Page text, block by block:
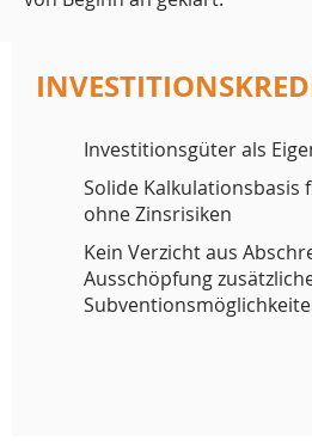
Investitionsgüter als
Solide Kalkulationsbasis
ohne Zinsrisiken
Kein Verzicht aus
Ausschöpfung